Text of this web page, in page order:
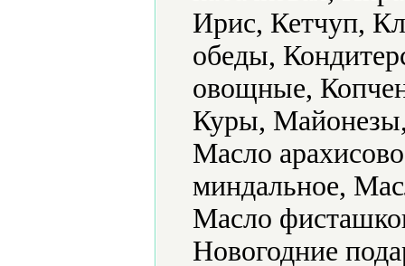
Ирис, Кетчуп,
обеды,
овощные,
Куры,
Масло
миндальное,
Масло
Новогодние